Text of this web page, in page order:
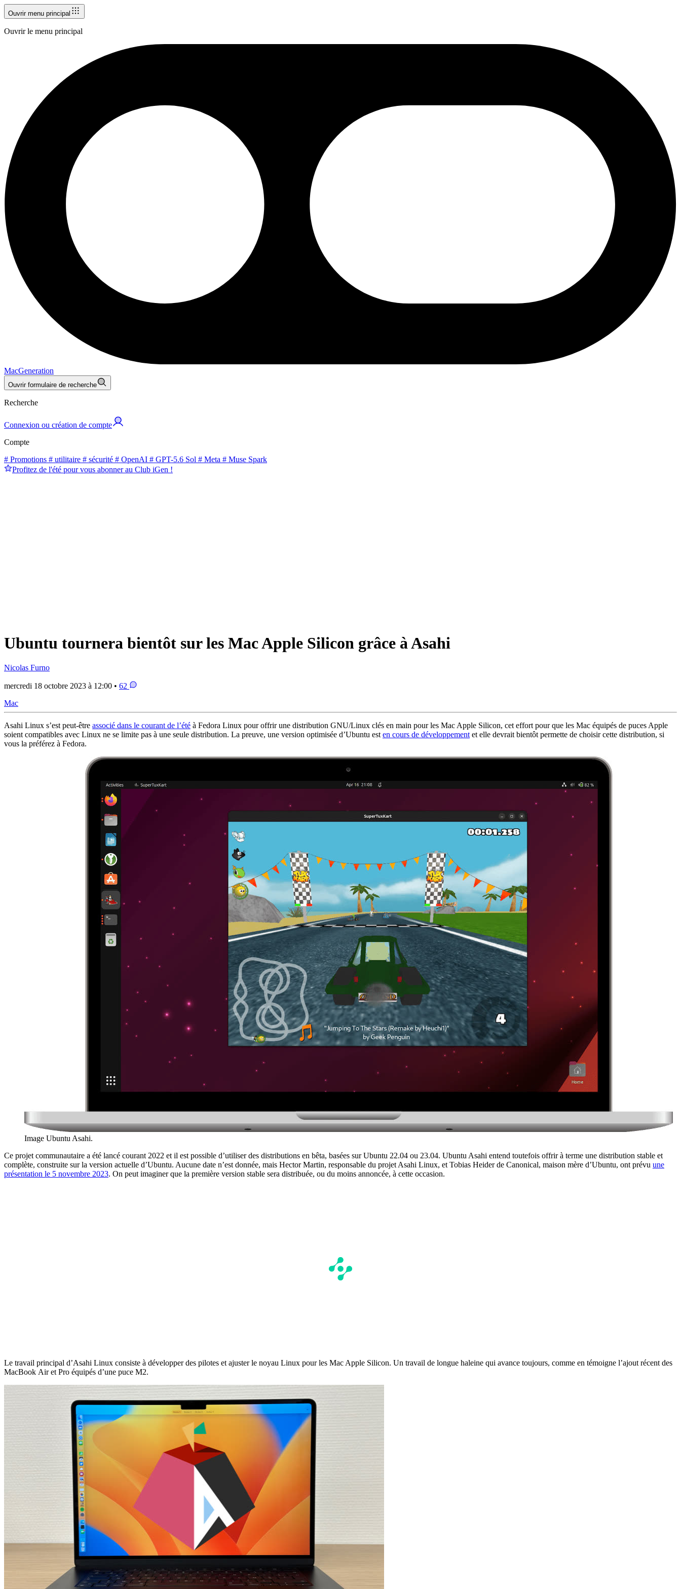
Ouvrir menu principal
Ouvrir le menu principal
MacGeneration
Ouvrir formulaire de recherche
Recherche
Connexion ou création de compte
Compte
# Promotions # utilitaire # sécurité # OpenAI # GPT-5.6 Sol # Meta # Muse Spark
Profitez de l'été pour vous abonner au Club iGen !
Ubuntu tournera bientôt sur les Mac Apple Silicon grâce à Asahi
Nicolas Furno
mercredi 18 octobre 2023 à 12:00 • 62
Mac
Asahi Linux s’est peut-être associé dans le courant de l’été à Fedora Linux pour offrir une distribution GNU/Linux clés en main pour les Mac Apple Silicon, cet effort pour que les Mac équipés de puces Apple
soient compatibles avec Linux ne se limite pas à une seule distribution. La preuve, une version optimisée d’Ubuntu est en cours de développement et elle devrait bientôt permette de choisir cette distribution, si
vous la préférez à Fedora.
Image Ubuntu Asahi.
Ce projet communautaire a été lancé courant 2022 et il est possible d’utiliser des distributions en bêta, basées sur Ubuntu 22.04 ou 23.04. Ubuntu Asahi entend toutefois offrir à terme une distribution stable et
complète, construite sur la version actuelle d’Ubuntu. Aucune date n’est donnée, mais Hector Martin, responsable du projet Asahi Linux, et Tobias Heider de Canonical, maison mère d’Ubuntu, ont prévu une
présentation le 5 novembre 2023. On peut imaginer que la première version stable sera distribuée, ou du moins annoncée, à cette occasion.
Le travail principal d’Asahi Linux consiste à développer des pilotes et ajuster le noyau Linux pour les Mac Apple Silicon. Un travail de longue haleine qui avance toujours, comme en témoigne l’ajout récent des
MacBook Air et Pro équipés d’une puce M2.